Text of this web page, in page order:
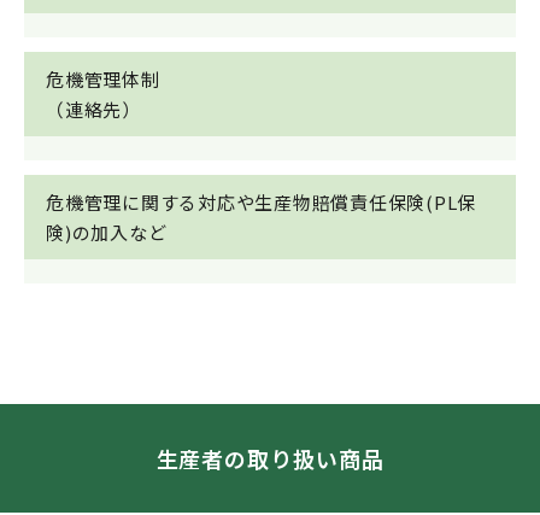
危機管理体制
（連絡先）
危機管理に関する対応や生産物賠償責任保険(PL保
険)の加入など
生産者の取り扱い商品